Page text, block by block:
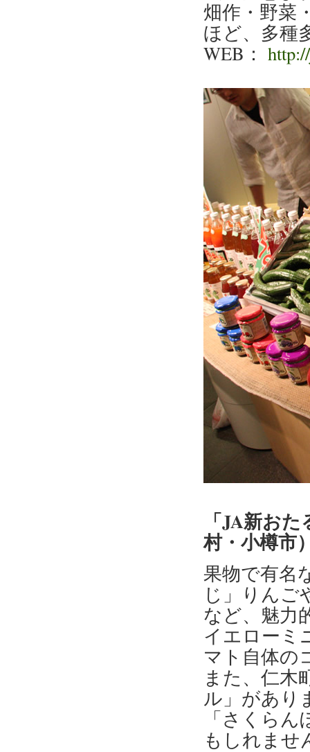
畑作・野菜
ほど、多種
WEB：
「JA新お
村・小樽市
果物で有名
じ」りんご
など、魅力
イエローミ
マト自体の
また、仁木
ル」があり
「さくら
もしれませ